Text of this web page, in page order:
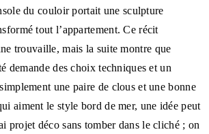
du couloir portait une sculpture
tout l’appartement. Ce récit
trouvaille, mais la suite montre que
demande des choix techniques et un
une paire de clous et une bonne
aiment le style bord de mer, une idée peut
projet déco sans tomber dans le cliché ; on